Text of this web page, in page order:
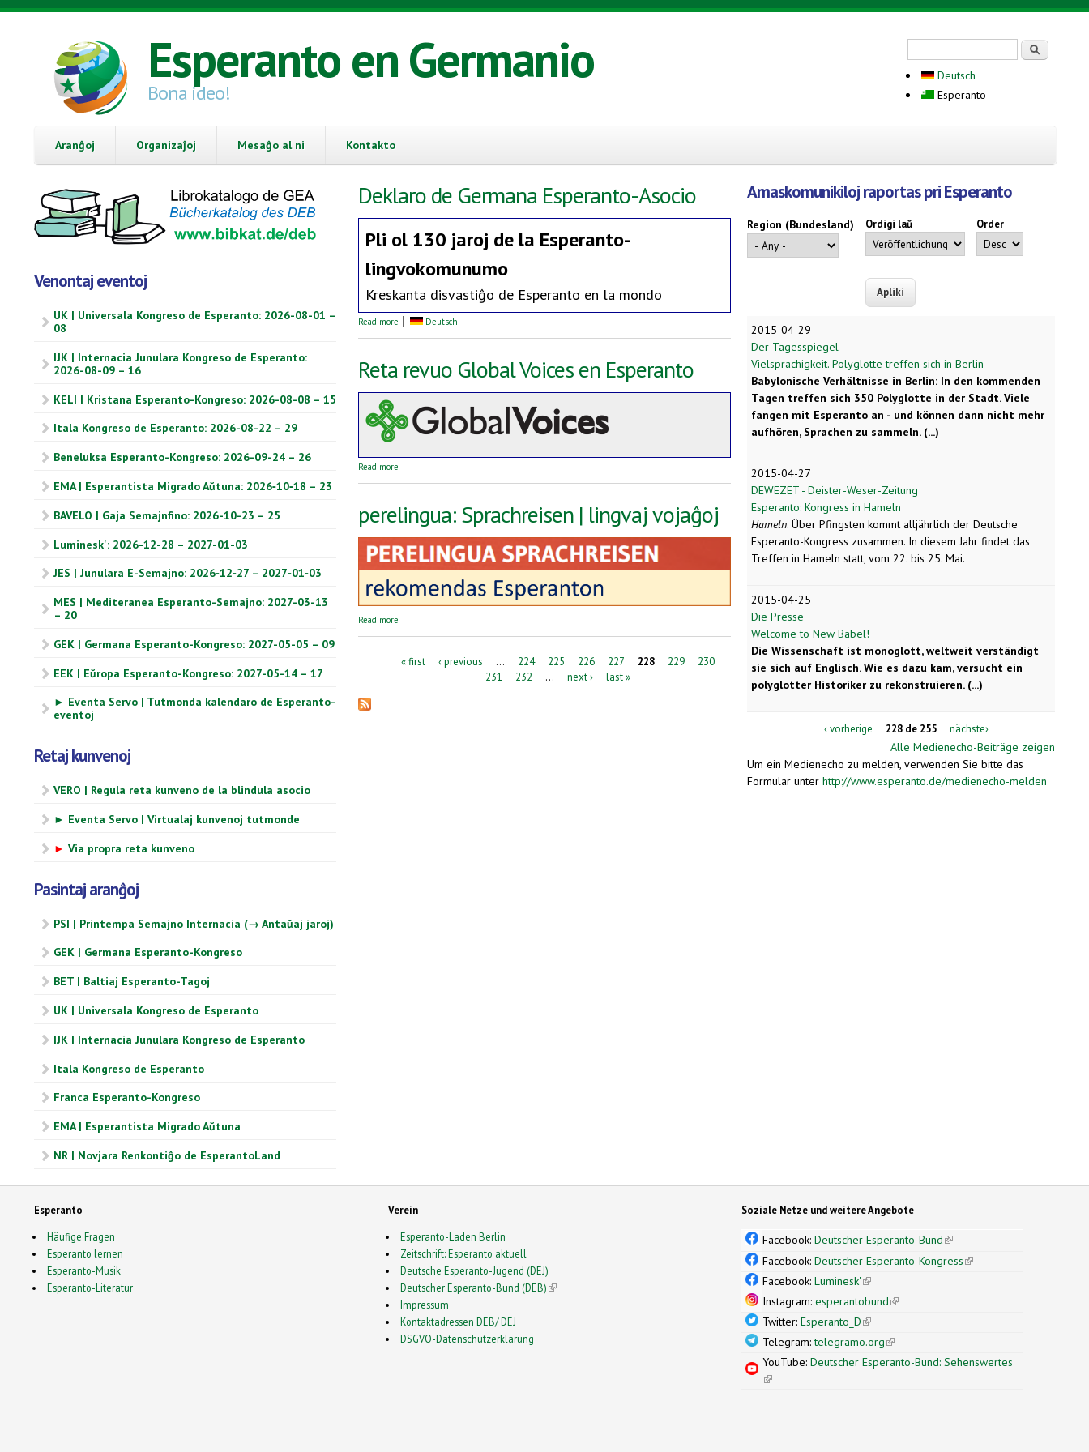
Skip to main content
Esperanto en Germanio
Bona ideo!
Deutsch
Esperanto
Aranĝoj Organizaĵoj Mesaĝo al ni Kontakto
Venontaj eventoj
UK | Universala Kongreso de Esperanto: 2026-08-01 –
08
IJK | Internacia Junulara Kongreso de Esperanto:
2026-08-09 – 16
KELI | Kristana Esperanto-Kongreso: 2026-08-08 – 15
Itala Kongreso de Esperanto: 2026-08-22 – 29
Beneluksa Esperanto-Kongreso: 2026-09-24 – 26
EMA | Esperantista Migrado Aŭtuna: 2026‑10‑18 – 23
BAVELO | Gaja Semajnfino: 2026-10-23 – 25
Luminesk': 2026-12-28 – 2027-01-03
JES | Junulara E-Semajno: 2026‑12‑27 – 2027‑01‑03
MES | Mediteranea Esperanto-Semajno: 2027-03-13
– 20
GEK | Germana Esperanto-Kongreso: 2027-05-05 – 09
EEK | Eŭropa Esperanto-Kongreso: 2027-05-14 – 17
► Eventa Servo | Tutmonda kalendaro de Esperanto-
eventoj
Retaj kunvenoj
VERO | Regula reta kunveno de la blindula asocio
► Eventa Servo | Virtualaj kunvenoj tutmonde
► Via propra reta kunveno
Pasintaj aranĝoj
PSI | Printempa Semajno Internacia (→ Antaŭaj jaroj)
GEK | Germana Esperanto-Kongreso
BET | Baltiaj Esperanto-Tagoj
UK | Universala Kongreso de Esperanto
IJK | Internacia Junulara Kongreso de Esperanto
Itala Kongreso de Esperanto
Franca Esperanto-Kongreso
EMA | Esperantista Migrado Aŭtuna
NR | Novjara Renkontiĝo de EsperantoLand
Deklaro de Germana Esperanto-Asocio
Pli ol 130 jaroj de la Esperanto-
lingvokomunumo
Kreskanta disvastiĝo de Esperanto en la mondo
Read more about Deklaro de Germana Esperanto-Asocio
Deutsch
Reta revuo Global Voices en Esperanto
Read more
perelingua: Sprachreisen | lingvaj vojaĝoj
Read more
Pages« first ‹ previous … 224 225 226 227 228 229
230
231
232 … next › last »
Amaskomunikiloj raportas pri Esperanto
Region (Bundesland) Ordigi laŭ Order
2015-04-29
Der Tagesspiegel
Vielsprachigkeit. Polyglotte treffen sich in Berlin
Babylonische Verhältnisse in Berlin: In den kommenden
Tagen treffen sich 350 Polyglotte in der Stadt. Viele
fangen mit Esperanto an - und können dann nicht mehr
aufhören, Sprachen zu sammeln. (...)
2015-04-27
DEWEZET - Deister-Weser-Zeitung
Esperanto: Kongress in Hameln
Hameln. Über Pfingsten kommt alljährlich der Deutsche
Esperanto-Kongress zusammen. In diesem Jahr findet das
Treffen in Hameln statt, vom 22. bis 25. Mai.
2015-04-25
Die Presse
Welcome to New Babel!
Die Wissenschaft ist monoglott, weltweit verständigt
sie sich auf Englisch. Wie es dazu kam, versucht ein
polyglotter Historiker zu rekonstruieren. (...)
‹ vorherige 228 de 255 nächste›
Alle Medienecho-Beiträge zeigen
Um ein Medienecho zu melden, verwenden Sie bitte das
Formular unter http://www.esperanto.de/medienecho-melden
Esperanto
Häufige Fragen
Esperanto lernen
Esperanto-Musik
Esperanto-Literatur
Verein
Esperanto-Laden Berlin
Zeitschrift: Esperanto aktuell
Deutsche Esperanto-Jugend (DEJ)
Deutscher Esperanto-Bund (DEB)(link is external)
Impressum
Kontaktadressen DEB/ DEJ
DSGVO-Datenschutzerklärung
Soziale Netze und weitere Angebote
Facebook:Deutscher Esperanto-Bund(link is external)
Facebook:Deutscher Esperanto-Kongress(link is external)
Facebook:Luminesk'(link is external)
Instagram:esperantobund(link is external)
Twitter:Esperanto_D(link is external)
Telegram:telegramo.org(link is external)
YouTube:Deutscher Esperanto-Bund: Sehenswertes
(link is external)